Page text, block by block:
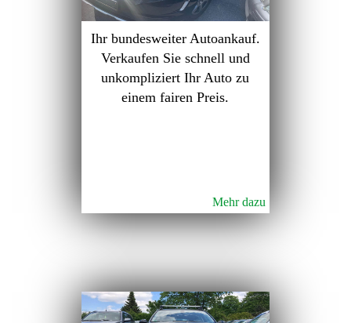
Ihr bundesweiter Autoankauf.
Verkaufen Sie schnell und
unkompliziert Ihr Auto zu
einem fairen Preis.
Mehr dazu